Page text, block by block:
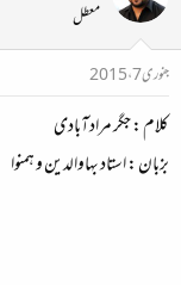
معطل
جنوری 7، 2015
کلام : جگر مرادآبادی
بزبان : استاد بہاوالدین و ہمنوا